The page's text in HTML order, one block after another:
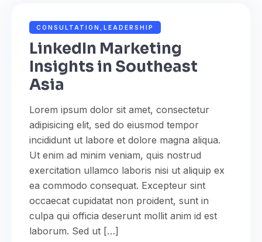
CONSULTATION LEADERSHIP
NOVEMBER 16, 2022 ADMIN
LinkedIn Marketing
Insights in Southeast
Asia
Lorem ipsum dolor sit amet, consectetur
adipisicing elit, sed do eiusmod tempor
incididunt ut labore et dolore magna aliqua.
Ut enim ad minim veniam, quis nostrud
exercitation ullamco laboris nisi ut aliquip ex
ea commodo consequat. Excepteur sint
occaecat cupidatat non proident, sunt in
culpa qui officia deserunt mollit anim id est
laborum. Sed ut […]